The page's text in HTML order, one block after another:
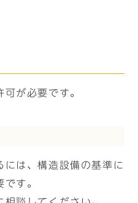
が必要です。
には、構造設備の基準に
す。